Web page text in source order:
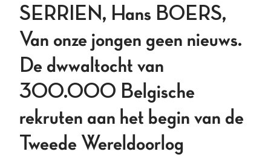
SERRIEN, Hans BOERS,
Van onze jongen geen nieuws.
De dwwaltocht van
300.000 Belgische
rekruten aan het begin van de
Tweede Wereldoorlog